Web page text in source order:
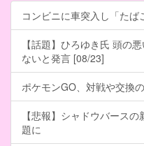
コンビニに車突入し「たば
【話題】ひろゆき氏 頭の
ないと発言 [08/23]
ポケモンGO、対戦や交換
【悲報】シャドウバース
題に